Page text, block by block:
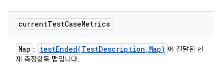
currentTestCaseMetrics
Map : testEnded(TestDescription , Map) 에 전달된 현
재 측정항목 맵입니다.